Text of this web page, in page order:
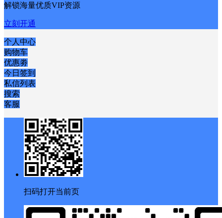
解锁海量优质VIP资源
立刻开通
个人中心
购物车
优惠劵
今日签到
私信列表
搜索
客服
扫码打开当前页